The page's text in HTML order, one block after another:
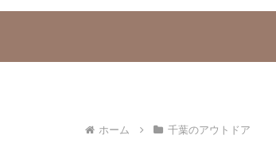
ホーム 千葉のアウトドア